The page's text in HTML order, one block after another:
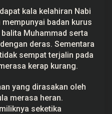
kala kelahiran Nabi
badan kurus
Muhammad serta
deras. Sementara
sempat terjalin pada
kerap kurang.
yang dirasakan oleh
merasa heran.
seketika